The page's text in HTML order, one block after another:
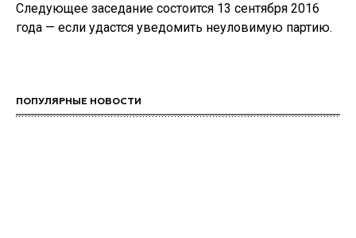
Следующее заседание состоится 13 сентября 2016
года — если удастся уведомить неуловимую партию.
ПОПУЛЯРНЫЕ НОВОСТИ